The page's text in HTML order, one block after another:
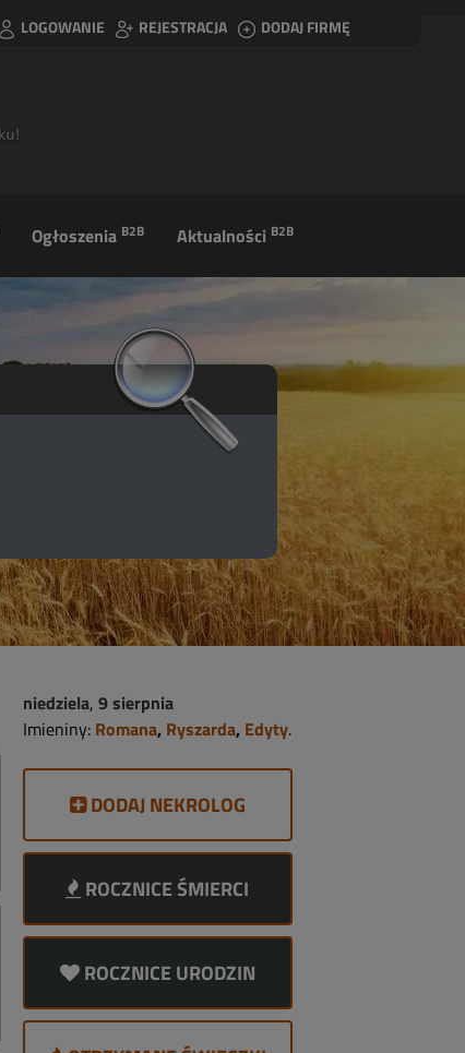
LOGOWANIE REJESTRACJA DODAJ FIRMĘ
Ogłoszenia B2B Aktualności B2B
niedziela, 9 sierpnia
Imieniny: Romana, Ryszarda, Edyty.
DODAJ NEKROLOG
ROCZNICE ŚMIERCI
ROCZNICE URODZIN